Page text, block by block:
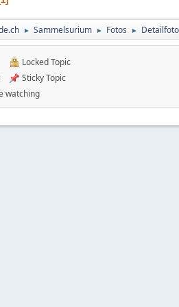
► Sammelsurium ► Fotos ►
Locked Topic
Sticky Topic
watching